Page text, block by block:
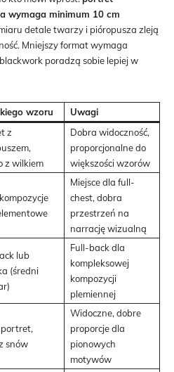
wymaga minimum 10 cm
detale twarzy i pióropusza zleją
Mniejszy format wymaga
poradzą sobie lepiej w
wzoru Uwagi
z
z wilkiem
Dobra widoczność,
proporcjonalne do
większości wzorów
Miejsce dla full-
chest, dobra
przestrzeń na
narrację wizualną
lub
(średni
Full-back dla
kompleksowej
kompozycji
plemiennej
portret,
snów
Widoczne, dobre
proporcje dla
pionowych
motywów